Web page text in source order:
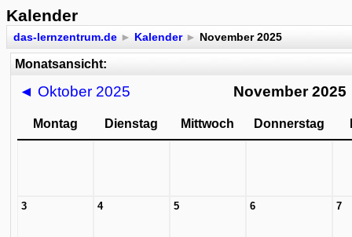
Kalender
das-lernzentrum.de ► Kalender ► November 2025
Monatsansicht:
◄ Oktober 2025 November 2025
Montag Dienstag Mittwoch Donnerstag
3 4 5 6 7